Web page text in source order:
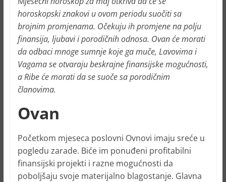
horoskopski znakovi u ovom periodu suočiti sa
brojnim promjenama. Očekuju ih promjene na polju
finansija, ljubavi i porodičnih odnosa. Ovan će morati
da odbaci mnoge sumnje koje ga muče, Lavovima i
Vagama se otvaraju beskrajne finansijske mogućnosti,
a Ribe će morati da se suoče sa porodičnim
članovima.
Ovan
Početkom mjeseca poslovni Ovnovi imaju sreće u
pogledu zarade. Biće im ponuđeni profitabilni
finansijski projekti i razne mogućnosti da
poboljšaju svoje materijalno blagostanje. Glavna